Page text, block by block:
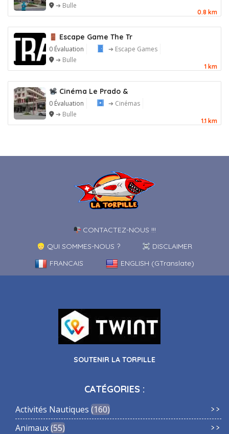
➔ Bulle
0.8 km
Escape Game The Tr
0 Évaluation
➔ Escape Games
➔ Bulle
1 km
Cinéma Le Prado &
0 Évaluation
➔ Cinémas
➔ Bulle
1.1 km
CONTACTEZ-NOUS !!!
QUI SOMMES-NOUS ?
DISCLAIMER
FRANCAIS
ENGLISH (GTranslate)
SOUTENIR LA TORPILLE
CATÉGORIES :
Activités Nautiques 160
Animaux 55